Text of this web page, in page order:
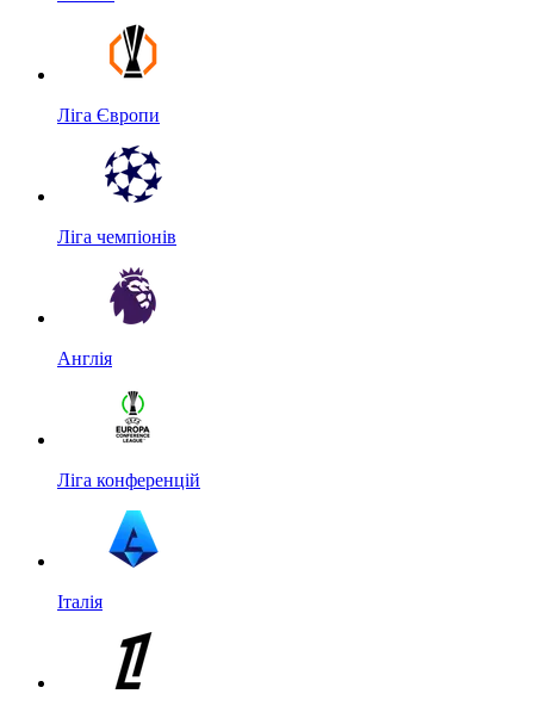
Ліга Європи
Ліга чемпіонів
Англія
Ліга конференцій
Італія